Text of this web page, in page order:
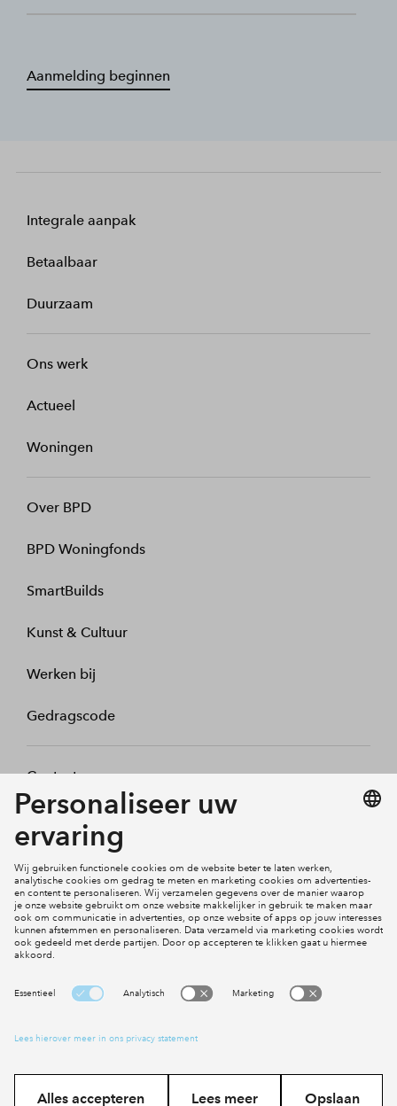
Aanmelding beginnen
Integrale aanpak
Betaalbaar
Duurzaam
Ons werk
Actueel
Woningen
Over BPD
BPD Woningfonds
SmartBuilds
Kunst & Cultuur
Werken bij
Gedragscode
Contact
Mijn profiel
Social Media
Cookies
Privacy statement